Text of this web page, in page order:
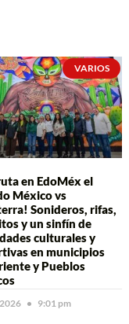
VARIOS
en EdoMéx el
México vs
Sonideros, rifas,
y un sinfín de
culturales y
en municipios
y Pueblos
9:01 pm